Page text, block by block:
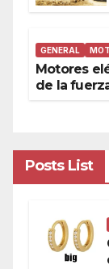
GENERAL
Motores
de la
Posts List